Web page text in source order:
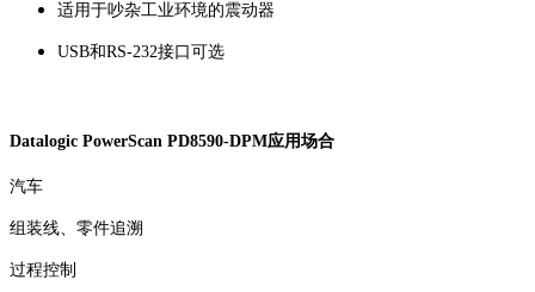
适用于吵杂工业环境的震动器
USB和RS-232接口可选
Datalogic PowerScan PD8590-DPM应用场合
汽车
组装线、零件追溯
过程控制